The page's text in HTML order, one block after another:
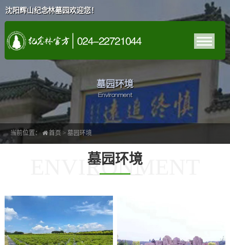
沈阳辉山纪念林墓园欢迎您！
墓园环境
Environment
当前位置： 首页 >墓园环境
墓园环境
ENVIRONMENT